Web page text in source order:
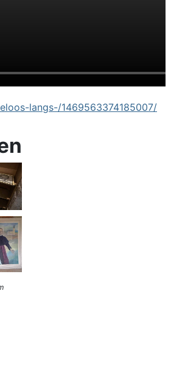
langs-/1469563374185007/